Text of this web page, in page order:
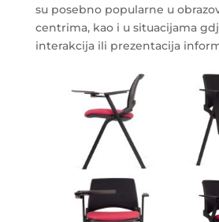
su posebno popularne u
centrima, kao i u situacijama
interakcija ili prezentacija